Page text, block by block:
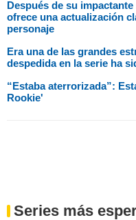
Después de su
ofrece una actualización
personaje
Era una de las grandes
despedida en la serie ha
“Estaba aterrorizada”:
Rookie'
Series más